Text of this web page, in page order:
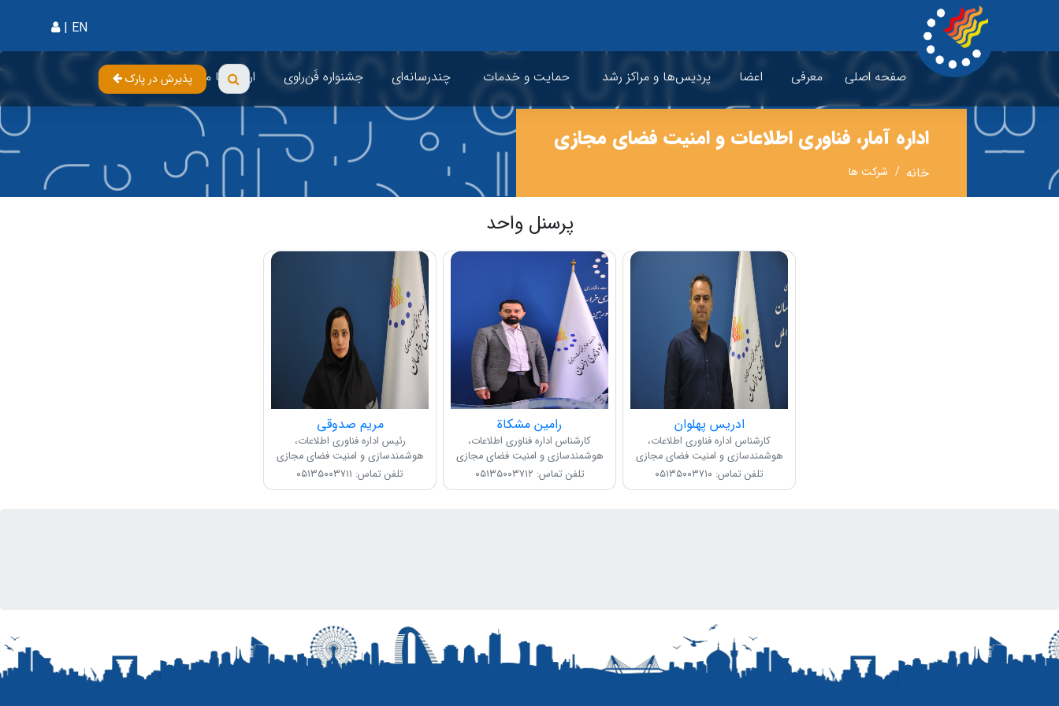
EN
|
صفحه اصلی معرفی اعضا پردیس‌ها و مراکز رشد حمایت و خدمات چندرسانه‌ای جشنواره فَن‌راوی ارتباط با ما پذیرش در پارک
اداره آمار، فناوری اطلاعات و امنیت فضای مجازی
خانه شرکت ها
پرسنل واحد
ادریس پهلوان
کارشناس اداره فناوری اطلاعات،
هوشمندسازی و امنیت فضای مجازی
تلفن تماس: ۰۵۱۳۵۰۰۳۷۱۰
رامین مشکاة
کارشناس اداره فناوری اطلاعات،
هوشمندسازی و امنیت فضای مجازی
تلفن تماس: ۰۵۱۳۵۰۰۳۷۱۲
مریم صدوقی
رئیس اداره فناوری اطلاعات،
هوشمندسازی و امنیت فضای مجازی
تلفن تماس: ۰۵۱۳۵۰۰۳۷۱۱